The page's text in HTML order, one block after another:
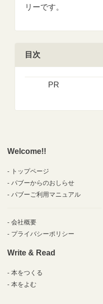
リーです。
目次
PR
Welcome!!
トップページ
パブーからのおしらせ
パブーご利用マニュアル
会社概要
プライバシーポリシー
Write & Read
本をつくる
本をよむ